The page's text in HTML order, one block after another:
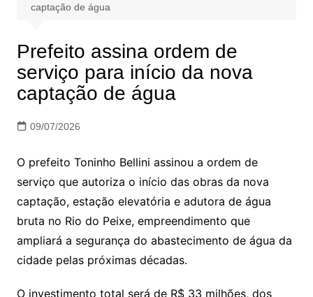
captação de água
Prefeito assina ordem de
serviço para início da nova
captação de água
09/07/2026
O prefeito Toninho Bellini assinou a ordem de
serviço que autoriza o início das obras da nova
captação, estação elevatória e adutora de água
bruta no Rio do Peixe, empreendimento que
ampliará a segurança do abastecimento de água da
cidade pelas próximas décadas.
O investimento total será de R$ 33 milhões, dos